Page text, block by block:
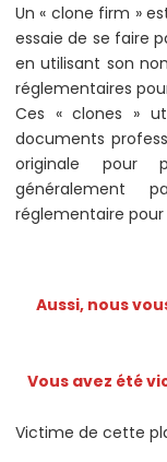
Un « clone firm »
essaie de se faire
en utilisant son
réglementaires
Ces « clones »
documents
originale pour
généralement
réglementaire
Aussi, nous
Vous avez été
Victime de cette